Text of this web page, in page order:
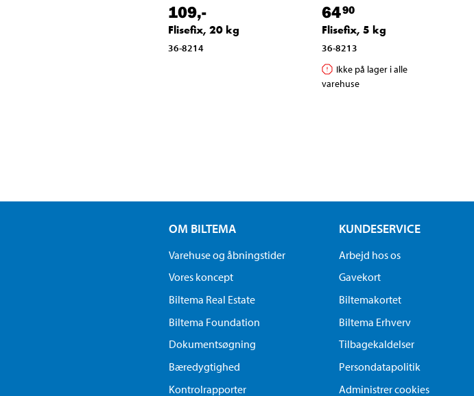
109,-
Flisefix, 20 kg
36-8214
6490
Flisefix, 5 kg
36-8213
Ikke på lager i alle
varehuse
OM BILTEMA
Varehuse og åbningstider
Vores koncept
Biltema Real Estate
Biltema Foundation
Dokumentsøgning
Bæredygtighed
Kontrolrapporter
KUNDESERVICE
Arbejd hos os
Gavekort
Biltemakortet
Biltema Erhverv
Tilbagekaldelser
Persondatapolitik
Administrer cookies